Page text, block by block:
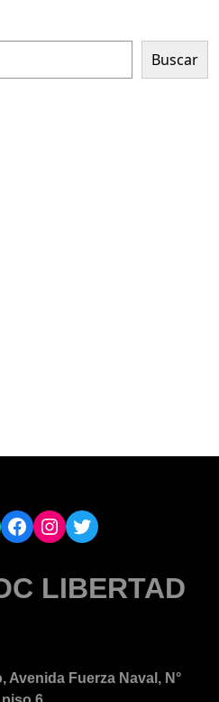
Buscar
Facebook Instagram Twitter
LIBERTAD
Avenida Fuerza Naval, N°